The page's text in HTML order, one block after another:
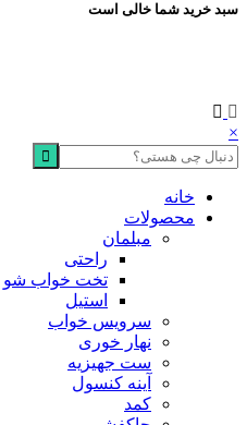
سبد خرید شما خالی است
×
خانه
محصولات
مبلمان
راحتی
تخت خواب شو
استیل
سرویس خواب
نهار خوری
ست جهیزیه
آینه کنسول
کمد